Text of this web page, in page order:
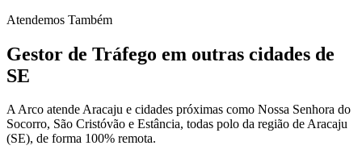
Atendemos Também
Gestor de Tráfego em outras cidades de
SE
A Arco atende Aracaju e cidades próximas como Nossa Senhora do
Socorro, São Cristóvão e Estância, todas polo da região de Aracaju
(SE), de forma 100% remota.